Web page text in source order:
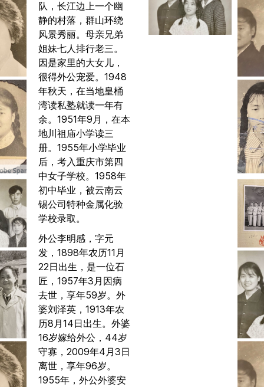
队，长江边上一个幽
静的村落，群山环绕
风景秀丽。母亲兄弟
姐妹七人排行老三。
因是家里的大女儿，
很得外公宠爱。1948
年秋天，在当地皇桶
湾读私塾就读一年有
余。1951年9月，在本
地川祖庙小学读三
册。1955年小学毕业
后，考入重庆市第四
中女子学校。1958年
初中毕业，被云南云
锡公司特种金属化验
学校录取。
外公李明感，字元
发，1898年农历11月
22日出生，是一位石
匠，1957年3月因病
去世，享年59岁。外
婆刘泽英，1913年农
历8月14日出生。外婆
16岁嫁给外公，44岁
守寡，2009年4月3日
离世，享年96岁。
1955年，外公外婆安